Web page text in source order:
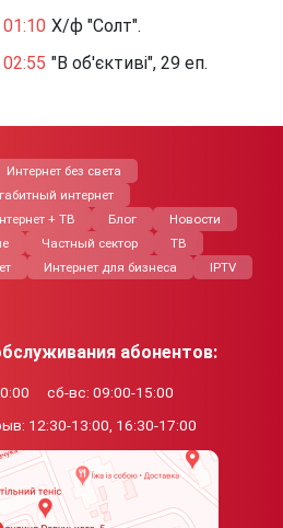
01:10 Х/ф "Солт".
02:55 "В об'єктиві", 29 еп.
Интернет без света
интернет
+ ТВ Блог
Новости
Частный сектор
ТВ
Интернет для бизнеса IPTV
абонентов:
сб-вс: 09:00-15:00
12:30-13:00, 16:30-17:00